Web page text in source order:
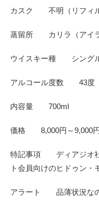
カスク 不明（リフィル
蒸留所 カリラ（アイラ
ウイスキー種 シング
アルコール度数 43度
内容量 700ml
価格 8,000円～9,000円
特記事項 ディアジオ社
ト会員向けのヒドゥン・
アラート 品薄状況な